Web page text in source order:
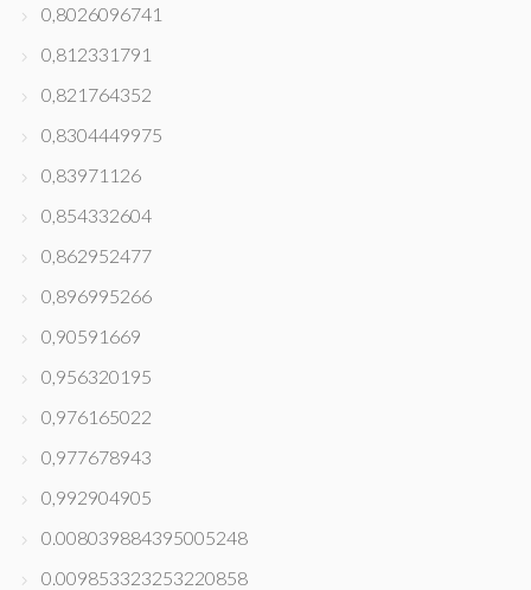
0,8026096741
0,812331791
0,821764352
0,8304449975
0,83971126
0,854332604
0,862952477
0,896995266
0,90591669
0,956320195
0,976165022
0,977678943
0,992904905
0.008039884395005248
0.009853323253220858